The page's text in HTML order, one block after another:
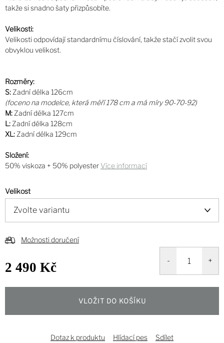
takže si snadno šaty přizpůsobíte.
Velikosti:
Velikosti odpovídají standardnímu číslování, takže stačí zvolit svou
obvyklou velikost.
Rozměry:
S: Zadní délka 126cm
(foceno na modelce, která měří 178 cm a má míry 90-70-92)
M: Zadní délka 127cm
L: Zadní délka 128cm
XL: Zadní délka 129cm
Složení:
50% viskoza + 50% polyester Více informací
Velikost
Možnosti doručení
2 490 Kč
VLOŽIT DO KOŠÍKU
Dotaz k produktu Hlídací pes Sdílet